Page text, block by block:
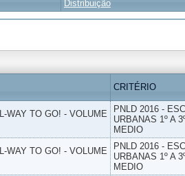
Distribuição
CRITÉRIO
WAY TO GO! - VOLUME
PNLD 2016 -
URBANAS 1º A
MEDIO
WAY TO GO! - VOLUME
PNLD 2016 -
URBANAS 1º A
MEDIO